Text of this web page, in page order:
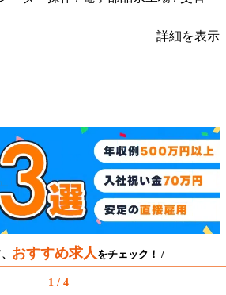
詳細を表示
おすすめ求人 をチェック！ /
1 / 4